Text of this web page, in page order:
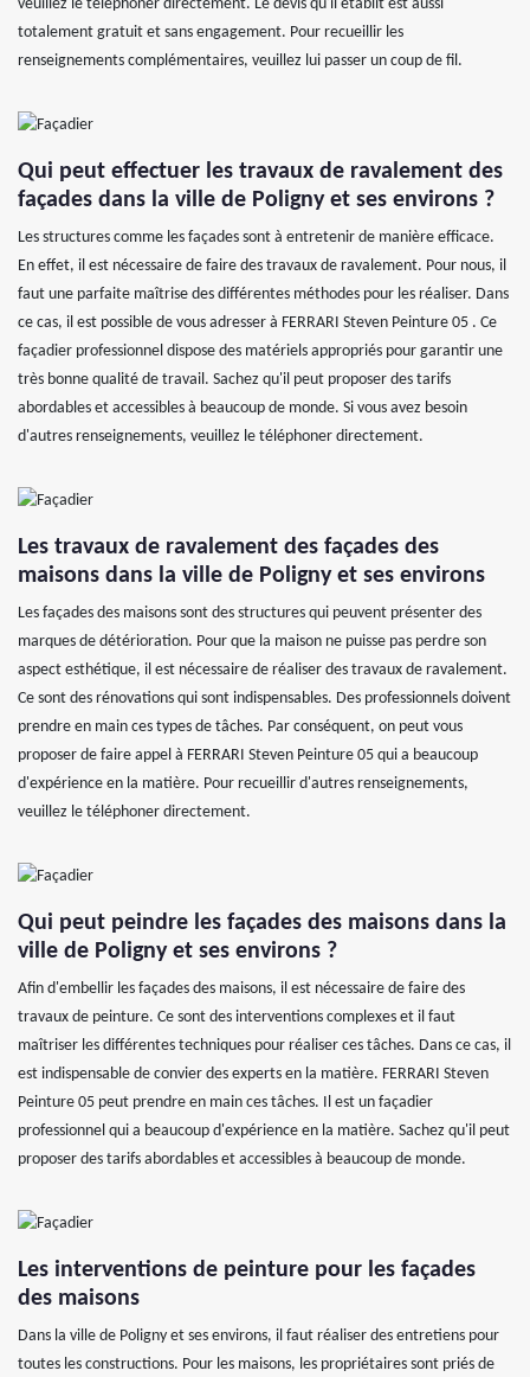
veuillez le téléphoner directement. Le devis qu'il établit est aussi
totalement gratuit et sans engagement. Pour recueillir les
renseignements complémentaires, veuillez lui passer un coup de fil.
Qui peut effectuer les travaux de ravalement des
façades dans la ville de Poligny et ses environs ?
Les structures comme les façades sont à entretenir de manière efficace.
En effet, il est nécessaire de faire des travaux de ravalement. Pour nous, il
faut une parfaite maîtrise des différentes méthodes pour les réaliser. Dans
ce cas, il est possible de vous adresser à FERRARI Steven Peinture 05 . Ce
façadier professionnel dispose des matériels appropriés pour garantir une
très bonne qualité de travail. Sachez qu'il peut proposer des tarifs
abordables et accessibles à beaucoup de monde. Si vous avez besoin
d'autres renseignements, veuillez le téléphoner directement.
Les travaux de ravalement des façades des
maisons dans la ville de Poligny et ses environs
Les façades des maisons sont des structures qui peuvent présenter des
marques de détérioration. Pour que la maison ne puisse pas perdre son
aspect esthétique, il est nécessaire de réaliser des travaux de ravalement.
Ce sont des rénovations qui sont indispensables. Des professionnels doivent
prendre en main ces types de tâches. Par conséquent, on peut vous
proposer de faire appel à FERRARI Steven Peinture 05 qui a beaucoup
d'expérience en la matière. Pour recueillir d'autres renseignements,
veuillez le téléphoner directement.
Qui peut peindre les façades des maisons dans la
ville de Poligny et ses environs ?
Afin d'embellir les façades des maisons, il est nécessaire de faire des
travaux de peinture. Ce sont des interventions complexes et il faut
maîtriser les différentes techniques pour réaliser ces tâches. Dans ce cas, il
est indispensable de convier des experts en la matière. FERRARI Steven
Peinture 05 peut prendre en main ces tâches. Il est un façadier
professionnel qui a beaucoup d'expérience en la matière. Sachez qu'il peut
proposer des tarifs abordables et accessibles à beaucoup de monde.
Les interventions de peinture pour les façades
des maisons
Dans la ville de Poligny et ses environs, il faut réaliser des entretiens pour
toutes les constructions. Pour les maisons, les propriétaires sont priés de